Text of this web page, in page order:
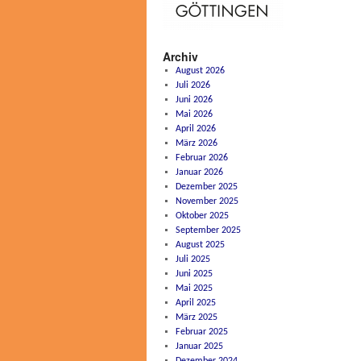
Archiv
August 2026
Juli 2026
Juni 2026
Mai 2026
April 2026
März 2026
Februar 2026
Januar 2026
Dezember 2025
November 2025
Oktober 2025
September 2025
August 2025
Juli 2025
Juni 2025
Mai 2025
April 2025
März 2025
Februar 2025
Januar 2025